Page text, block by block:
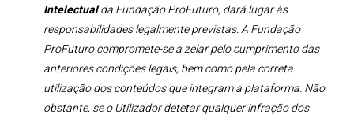
Intelectualda Fundação ProFuturo, dará lugar às
responsabilidades legalmente previstas. A Fundação
ProFuturo compromete-se a zelar pelo cumprimento das
anteriores condições legais, bem como pela correta
utilização dos conteúdos que integram a plataforma. Não
obstante, se o Utilizador detetar qualquer infração dos